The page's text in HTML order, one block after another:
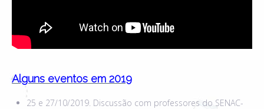
Alguns eventos em 2019
25 e 27/10/2019. Discussão com professores do SENAC-